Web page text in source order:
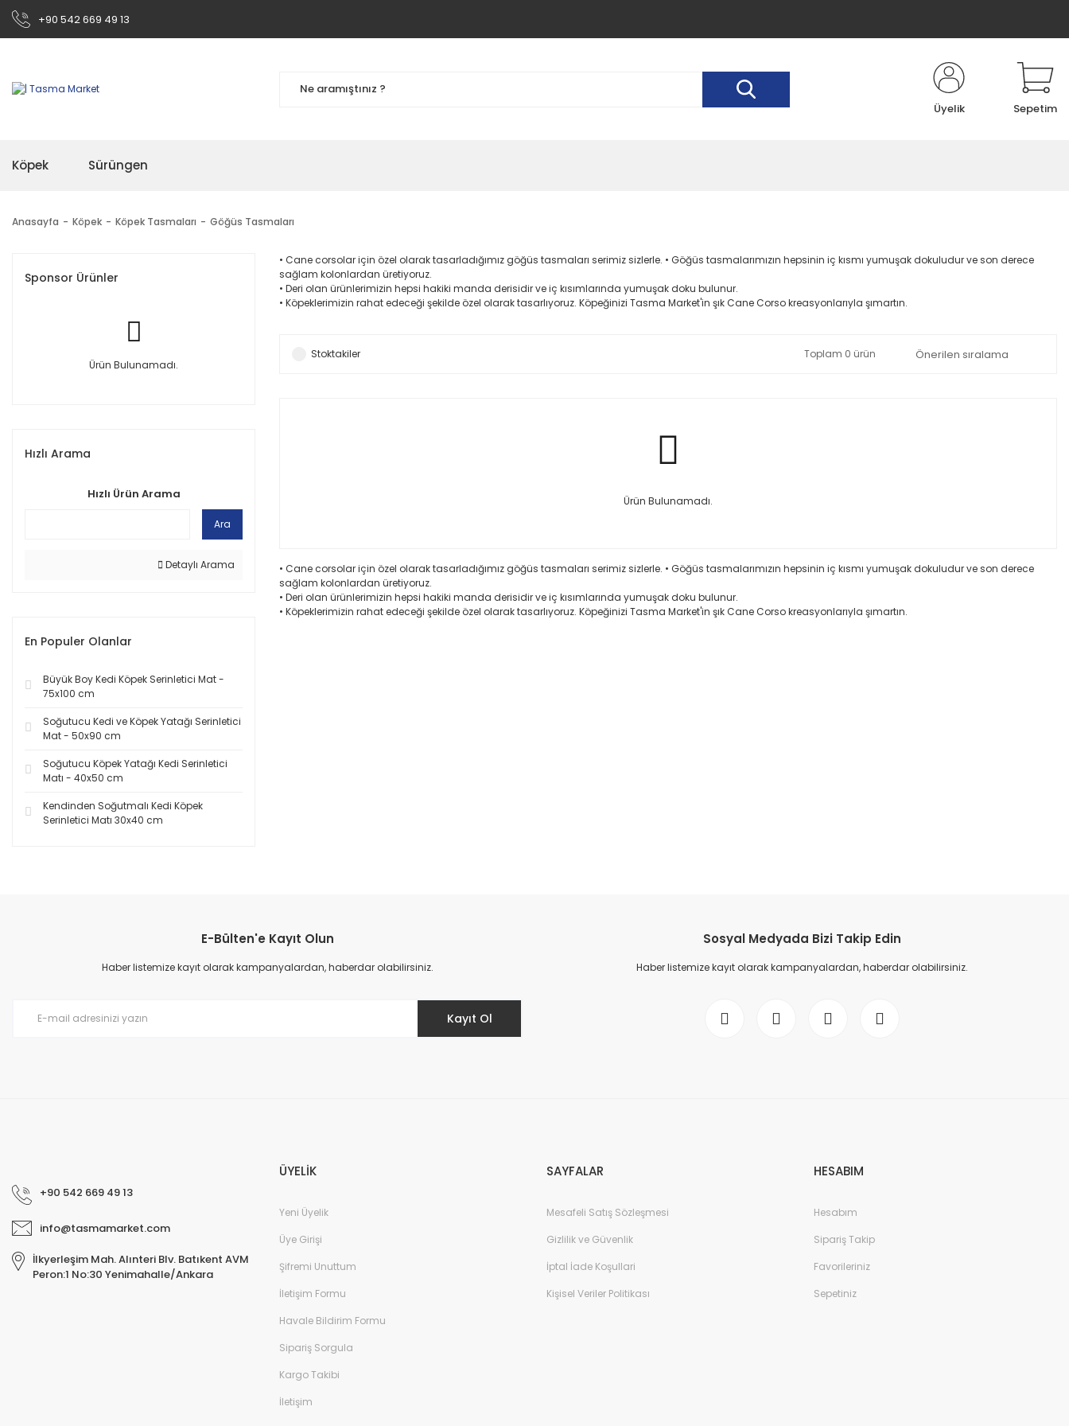
+90 542 669 49 13
Üyelik Sepetim
Köpek Sürüngen
Anasayfa Köpek Köpek Tasmaları Göğüs Tasmaları
Sponsor Ürünler
Ürün Bulunamadı.
Hızlı Arama
Hızlı Ürün Arama
Ara
Detaylı Arama
En Populer Olanlar
Büyük Boy Kedi Köpek Serinletici Mat -
75x100 cm
Soğutucu Kedi ve Köpek Yatağı Serinletici
Mat - 50x90 cm
Soğutucu Köpek Yatağı Kedi Serinletici
Matı - 40x50 cm
Kendinden Soğutmalı Kedi Köpek
Serinletici Matı 30x40 cm
• Cane corsolar için özel olarak tasarladığımız göğüs tasmaları serimiz sizlerle. • Göğüs tasmalarımızın hepsinin iç kısmı yumuşak dokuludur ve son derece
sağlam kolonlardan üretiyoruz.
• Deri olan ürünlerimizin hepsi hakiki manda derisidir ve iç kısımlarında yumuşak doku bulunur.
• Köpeklerimizin rahat edeceği şekilde özel olarak tasarlıyoruz. Köpeğinizi Tasma Market'in şık Cane Corso kreasyonlarıyla şımartın.
Stoktakiler Toplam 0 ürün
Ürün Bulunamadı.
• Cane corsolar için özel olarak tasarladığımız göğüs tasmaları serimiz sizlerle. • Göğüs tasmalarımızın hepsinin iç kısmı yumuşak dokuludur ve son derece
sağlam kolonlardan üretiyoruz.
• Deri olan ürünlerimizin hepsi hakiki manda derisidir ve iç kısımlarında yumuşak doku bulunur.
• Köpeklerimizin rahat edeceği şekilde özel olarak tasarlıyoruz. Köpeğinizi Tasma Market'in şık Cane Corso kreasyonlarıyla şımartın.
E-Bülten'e Kayıt Olun
Haber listemize kayıt olarak kampanyalardan, haberdar olabilirsiniz.
Kayıt Ol
Sosyal Medyada Bizi Takip Edin
Haber listemize kayıt olarak kampanyalardan, haberdar olabilirsiniz.
+90 542 669 49 13
info@tasmamarket.com
İlkyerleşim Mah. Alınteri Blv. Batıkent AVM
Peron:1 No:30 Yenimahalle/Ankara
ÜYELİK
Yeni Üyelik
Üye Girişi
Şifremi Unuttum
İletişim Formu
Havale Bildirim Formu
Sipariş Sorgula
Kargo Takibi
İletişim
SAYFALAR
Mesafeli Satış Sözleşmesi
Gizlilik ve Güvenlik
İptal İade Koşullari
Kişisel Veriler Politikası
HESABIM
Hesabım
Sipariş Takip
Favorileriniz
Sepetiniz